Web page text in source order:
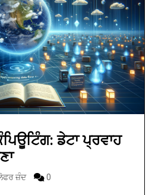
ਡੇਟਾ ਪ੍ਰਵਾਹ
ਜ਼ੰਦ 0